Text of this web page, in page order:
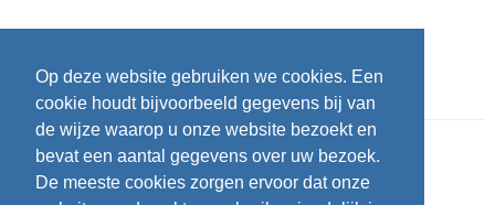
Op deze website gebruiken we cookies. Een
cookie houdt bijvoorbeeld gegevens bij van
de wijze waarop u onze website bezoekt en
bevat een aantal gegevens over uw bezoek.
De meeste cookies zorgen ervoor dat onze